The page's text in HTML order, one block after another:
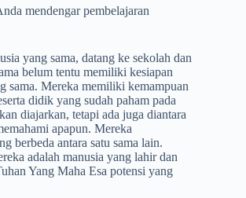
mendengar pembelajaran
yang sama, datang ke sekolah dan
belum tentu memiliki kesiapan
sama. Mereka memiliki kemampuan
didik yang sudah paham pada
diajarkan, tetapi ada juga diantara
apapun. Mereka
berbeda antara satu sama lain.
adalah manusia yang lahir dan
Yang Maha Esa potensi yang